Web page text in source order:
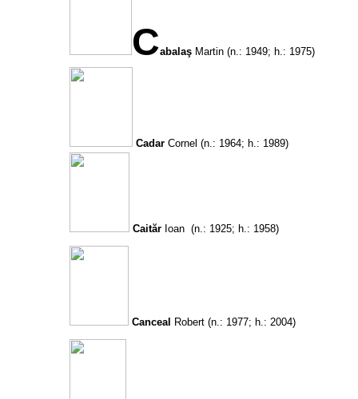
CabalaşMartin (n.: 1949; h.: 1975)
CadarCornel (n.: 1964; h.: 1989)
CaitărIoan (n.: 1925; h.: 1958)
Canceal Robert (n.: 1977; h.: 2004)